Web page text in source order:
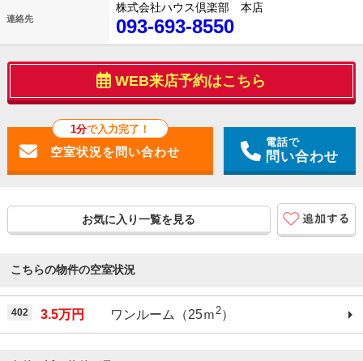
連絡先
株式会社ハウス倶楽部 本店
093-693-8550
WEB来店予約はこちら
1分で入力完了！
電話で
問い合わせ
お気に入り一覧を見る
こちらの物件の空室状況
402 3.5万円 ワンルーム（25ｍ2）